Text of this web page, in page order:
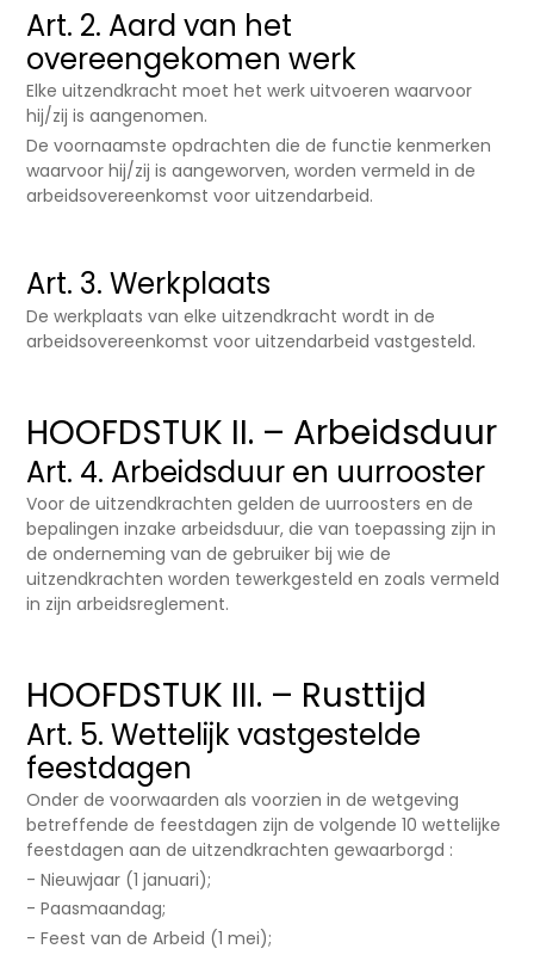
Art. 2. Aard van het
overeengekomen werk
Elke uitzendkracht moet het werk uitvoeren waarvoor
hij/zij is aangenomen.
De voornaamste opdrachten die de functie kenmerken
waarvoor hij/zij is aangeworven, worden vermeld in de
arbeidsovereenkomst voor uitzendarbeid.
Art. 3. Werkplaats
De werkplaats van elke uitzendkracht wordt in de
arbeidsovereenkomst voor uitzendarbeid vastgesteld.
HOOFDSTUK II. – Arbeidsduur
Art. 4. Arbeidsduur en uurrooster
Voor de uitzendkrachten gelden de uurroosters en de
bepalingen inzake arbeidsduur, die van toepassing zijn in
de onderneming van de gebruiker bij wie de
uitzendkrachten worden tewerkgesteld en zoals vermeld
in zijn arbeidsreglement.
HOOFDSTUK III. – Rusttijd
Art. 5. Wettelijk vastgestelde
feestdagen
Onder de voorwaarden als voorzien in de wetgeving
betreffende de feestdagen zijn de volgende 10 wettelijke
feestdagen aan de uitzendkrachten gewaarborgd :
- Nieuwjaar (1 januari);
- Paasmaandag;
- Feest van de Arbeid (1 mei);